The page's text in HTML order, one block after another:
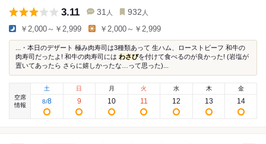
3.11 31 人 932 人
￥2,000～￥2,999 ￥2,000～￥2,999
...・本日のデザート 極み肉寿司は3種類あって 生ハム、ローストビーフ 和牛の
肉寿司だったよ! 和牛の肉寿司には わさびを付けて食べるのが良かった! (岩塩が
置いてあったら さらに嬉しかったな…って思った)...
空席
情報
土
8/8
日
9
月
10
火
11
水
12
木
13
金
14